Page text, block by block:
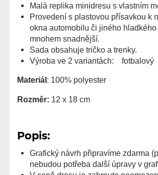
Malá replika minidresu s vlastním
Provedení s plastovou přísavkou k
okna automobilu či jiného hladkého
mnohem snadnější.
Sada obsahuje tričko a trenky.
Výroba ve 2 variantách: fotbalový
Materiál: 100% polyester
Rozměr: 12 x 18 cm
Popis:
Grafický návrh připravíme zdarma
nebudou potřeba další úpravy v